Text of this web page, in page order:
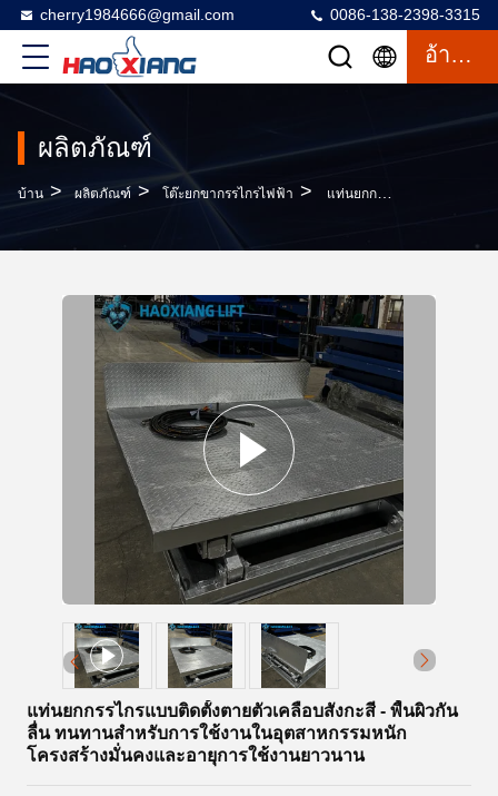
cherry1984666@gmail.com 0086-138-2398-3315
อ้างอิง
ผลิตภัณฑ์
บ้าน > ผลิตภัณฑ์ > โต๊ะยกขากรรไกรไฟฟ้า > แท่นยกกรรไกรแบบติดตั้งตายตัวเคลือบสังกะสี - พื้นผิวกันลื่น ทนทานสำหรับการใช้งานในอุตสาหกรรมหนัก โครงสร้างมั่นคงและอายุการใช้งานยาวนาน
แท่นยกกรรไกรแบบติดตั้งตายตัวเคลือบสังกะสี - พื้นผิวกัน
ลื่น ทนทานสำหรับการใช้งานในอุตสาหกรรมหนัก
โครงสร้างมั่นคงและอายุการใช้งานยาวนาน